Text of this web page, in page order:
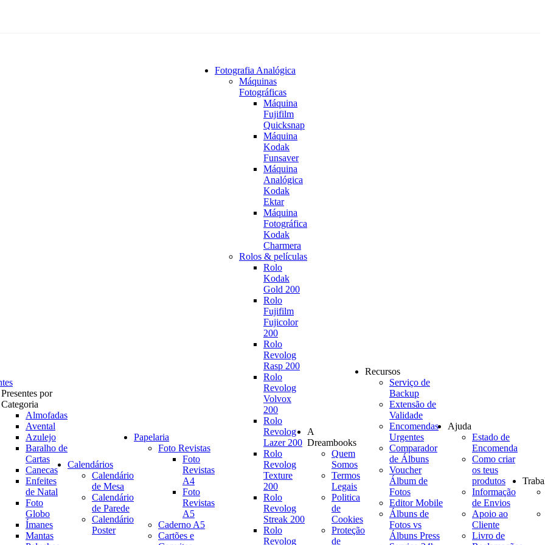
Presentes por
Categoria
Almofadas
Avental
Azulejo
Baralho de
Cartas
Canecas
Enfeites
de Natal
Foto
Globo
Ímanes
Mantas
Calendários
Calendário
de Mesa
Calendário
de Parede
Calendário
Poster
Papelaria
Foto Revistas
Foto
Revistas
A4
Foto
Revistas
A5
Caderno A5
Cartões e
Fotografia Analógica
Máquinas
Fotográficas
Máquina
Fujifilm
Quicksnap
Máquina
Kodak
Funsaver
Máquina
Analógica
Kodak
Ektar
Máquina
Fotográfica
Kodak
Charmera
Rolos & películas
Rolo
Kodak
Gold 200
Rolo
Fujifilm
Fujicolor
200
Rolo
Revolog
Rasp 200
Rolo
Revolog
Volvox
200
Rolo
Revolog
Lazer 200
Rolo
Revolog
Texture
200
Rolo
Revolog
Streak 200
Rolo
Revolog
A
Dreambooks
Quem
Somos
Termos
Legais
Politica
de
Cookies
Proteção
de
Recursos
Serviço de
Backup
Extensão de
Validade
Encomendas
Urgentes
Comparador
de Álbuns
Voucher
Álbum de
Fotos
Editor Mobile
Álbuns de
Fotos vs
Álbuns Press
Ajuda
Estado de
Encomenda
Como criar
os teus
produtos
Informação
de Envios
Apoio ao
Cliente
Livro de